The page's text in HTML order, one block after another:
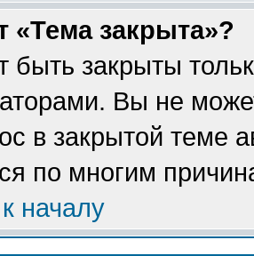
«Тема закрыта»?
быть закрыты
Вы не
в закрытой теме
по многим
началу